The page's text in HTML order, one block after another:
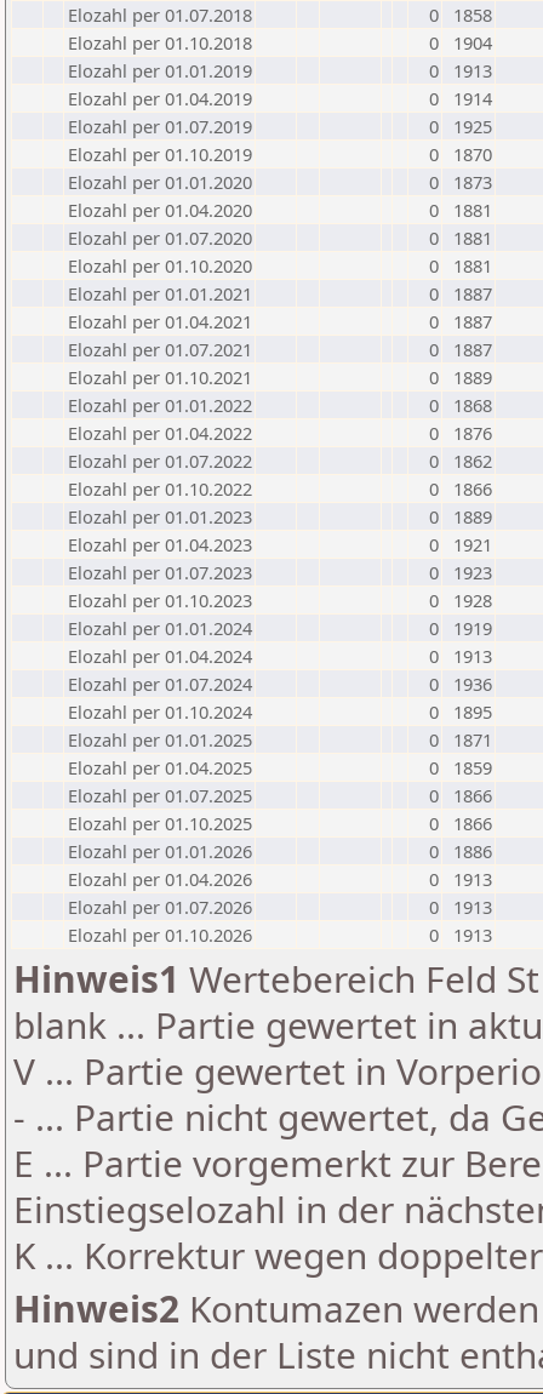
Elozahl per 01.07.2018
0
1858
Elozahl per 01.10.2018
0
1904
Elozahl per 01.01.2019
0
1913
Elozahl per 01.04.2019
0
1914
Elozahl per 01.07.2019
0
1925
Elozahl per 01.10.2019
0
1870
Elozahl per 01.01.2020
0
1873
Elozahl per 01.04.2020
0
1881
Elozahl per 01.07.2020
0
1881
Elozahl per 01.10.2020
0
1881
Elozahl per 01.01.2021
0
1887
Elozahl per 01.04.2021
0
1887
Elozahl per 01.07.2021
0
1887
Elozahl per 01.10.2021
0
1889
Elozahl per 01.01.2022
0
1868
Elozahl per 01.04.2022
0
1876
Elozahl per 01.07.2022
0
1862
Elozahl per 01.10.2022
0
1866
Elozahl per 01.01.2023
0
1889
Elozahl per 01.04.2023
0
1921
Elozahl per 01.07.2023
0
1923
Elozahl per 01.10.2023
0
1928
Elozahl per 01.01.2024
0
1919
Elozahl per 01.04.2024
0
1913
Elozahl per 01.07.2024
0
1936
Elozahl per 01.10.2024
0
1895
Elozahl per 01.01.2025
0
1871
Elozahl per 01.04.2025
0
1859
Elozahl per 01.07.2025
0
1866
Elozahl per 01.10.2025
0
1866
Elozahl per 01.01.2026
0
1886
Elozahl per 01.04.2026
0
1913
Elozahl per 01.07.2026
0
1913
Elozahl per 01.10.2026
0 1913
Hinweis1 Wertebereich Feld
blank ... Partie gewertet in
V ... Partie gewertet in
- ... Partie nicht gewertet, da
E ... Partie vorgemerkt zur
Einstiegselozahl in der
K ... Korrektur wegen
Hinweis2 Kontumazen
und sind in der Liste nicht